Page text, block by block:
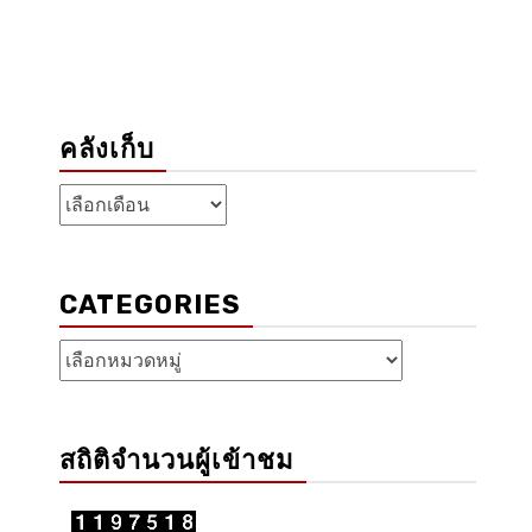
คลังเก็บ
คลัง
เก็บ
CATEGORIES
Categories
สถิติจำนวนผู้เข้าชม